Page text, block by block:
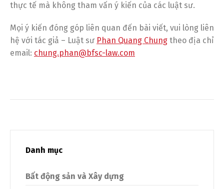
thực tế mà không tham vấn ý kiến của các luật sư.
Mọi ý kiến đóng góp liên quan đến bài viết, vui lòng liên
hệ với tác giả – Luật sư Phan Quang Chung theo địa chỉ
email: chung.phan@bfsc-law.com
Danh mục
Bất động sản và Xây dựng